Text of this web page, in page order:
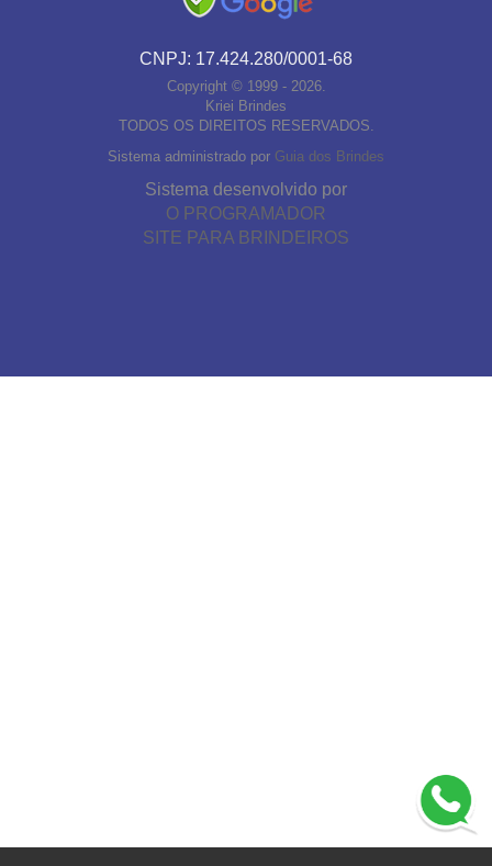
CNPJ: 17.424.280/0001-68
Copyright © 1999 - 2026.
Kriei Brindes
TODOS OS DIREITOS RESERVADOS.
Sistema administrado por Guia dos Brindes
Sistema desenvolvido por
O PROGRAMADOR
SITE PARA BRINDEIROS